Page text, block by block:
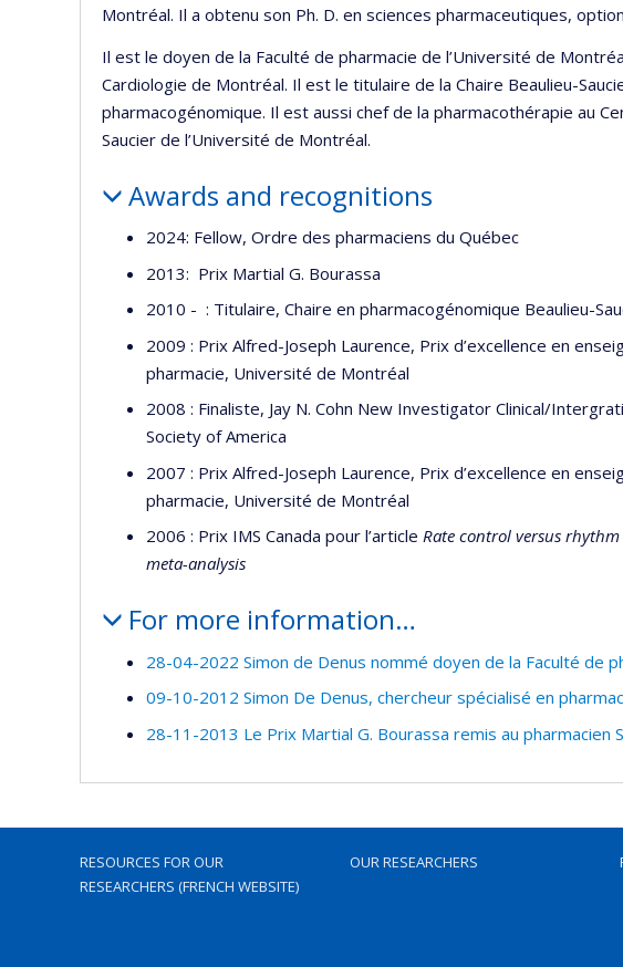
Montréal. Il a obtenu son Ph. D. en sciences pharmaceutiques,
Il est le doyen de la Faculté de pharmacie de l’Université de
Cardiologie de Montréal. Il est le titulaire de la Chaire Beaulieu-
pharmacogénomique. Il est aussi chef de la pharmacothérapie au
Saucier de l’Université de Montréal.
Awards and recognitions
2024: Fellow, Ordre des pharmaciens du Québec
2013: Prix Martial G. Bourassa
2010 - : Titulaire, Chaire en pharmacogénomique Beaulieu-
2009 : Prix Alfred-Joseph Laurence, Prix d’excellence en
pharmacie, Université de Montréal
2008 : Finaliste, Jay N. Cohn New Investigator Clinical/
Society of America
2007 : Prix Alfred-Joseph Laurence, Prix d’excellence en
pharmacie, Université de Montréal
2006 : Prix IMS Canada pour l’article Rate control versus
meta-analysis
For more information…
28-04-2022 Simon de Denus nommé doyen de la Faculté de
09-10-2012 Simon De Denus, chercheur spécialisé en
28-11-2013 Le Prix Martial G. Bourassa remis au pharmacien
RESOURCES FOR OUR
RESEARCHERS (FRENCH WEBSITE)
OUR RESEARCHERS